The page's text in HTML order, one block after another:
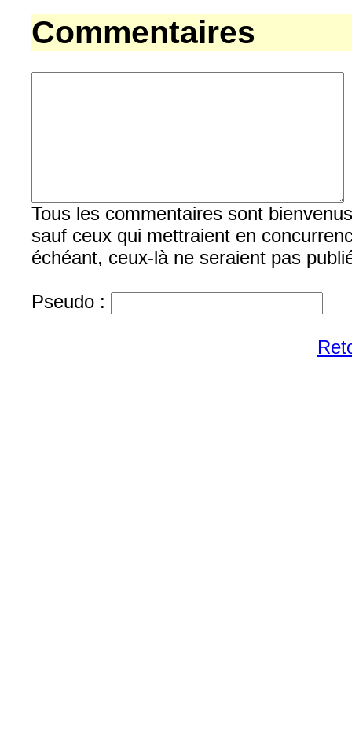
Commentaires
Tous les commentaires sont
sauf ceux qui mettraient en
échéant, ceux-là ne seraient pas
Pseudo :